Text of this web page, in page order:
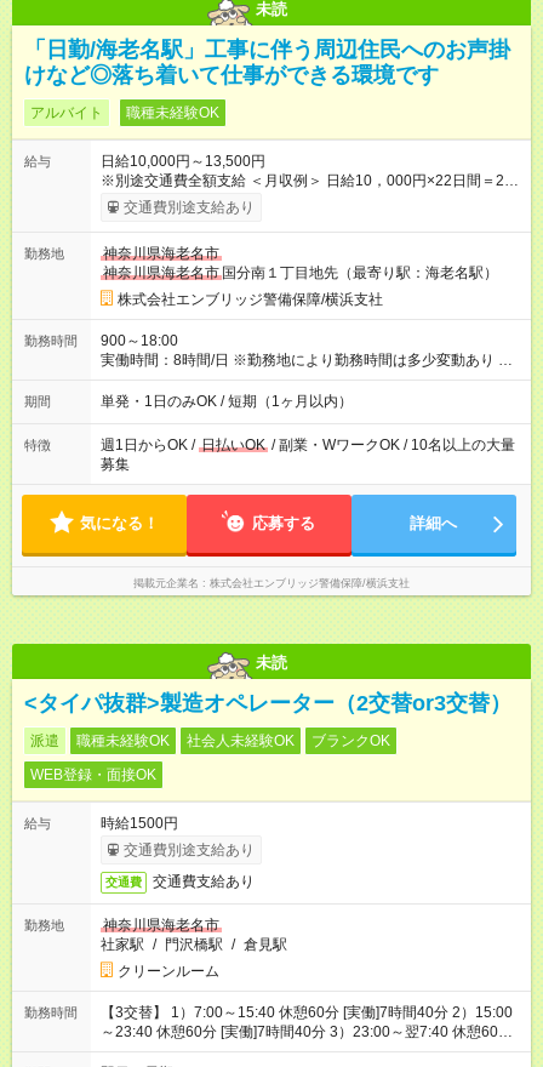
未読
「日勤/海老名駅」工事に伴う周辺住民へのお声掛
けなど◎落ち着いて仕事ができる環境です
アルバイト 職種未経験OK
給与
日給10,000円～13,500円
※別途交通費全額支給 ＜月収例＞ 日給10，000円×22日間＝22
万円 ◆スタートダッシュに 入社祝金最大200，000円を支給！
研修手当(法定研修20時間)：24，500円支給！ ◆昇給あり 資格
用の履歴を提出で、交通費全額支給！ 自動車通勤・バイク通勤
もOK ◆日当保証 たとえ仕事が1時間で終わっても 日当は全額お
支払いします！ 業者さんと協力し合って、早く仕事を終えるほ
ど、お得……！ ◆その他 資格応援手当・隊長手当等 アルバイ
トから社員雇用までのキャリアアップを楽しめるスキームをご
用意しております☆ 【試用期間】試用期間なし
交通費別途支給あり
勤務地
神奈川県海老名市
神奈川県海老名市 国分南１丁目地先（最寄り駅：海老名駅）
株式会社エンブリッジ警備保障/横浜支社
勤務時間
900～18:00
実働時間：8時間/日 ※勤務地により勤務時間は多少変動あり ◆希
望のシフトで働ける！ 希望の勤務日数がありましたらご相談下
さい。 週1日、月1日～の勤務OKです
期間 単発・1日のみOK / 短期（1ヶ月以内）
特徴 週1日からOK / 日払いOK / 副業・WワークOK / 10名以上の大量
募集
気になる！ 応募する 詳細へ
掲載元企業名 株式会社エンブリッジ警備保障/横浜支社
未読
<タイパ抜群>製造オペレーター（2交替or3交替）
派遣 職種未経験OK 社会人未経験OK
ブランクOK
WEB登録・面接OK
給与
時給1500円
交通費別途支給あり
交通費 交通費支給あり
勤務地
神奈川県海老名市
社家駅 / 門沢橋駅 / 倉見駅
クリーンルーム
勤務時間
【3交替】 1）7:00～15:40 休憩60分 [実働]7時間40分 2）15:00
～23:40 休憩60分 [実働]7時間40分 3）23:00～翌7:40 休憩60
分 [実働]7時間40分